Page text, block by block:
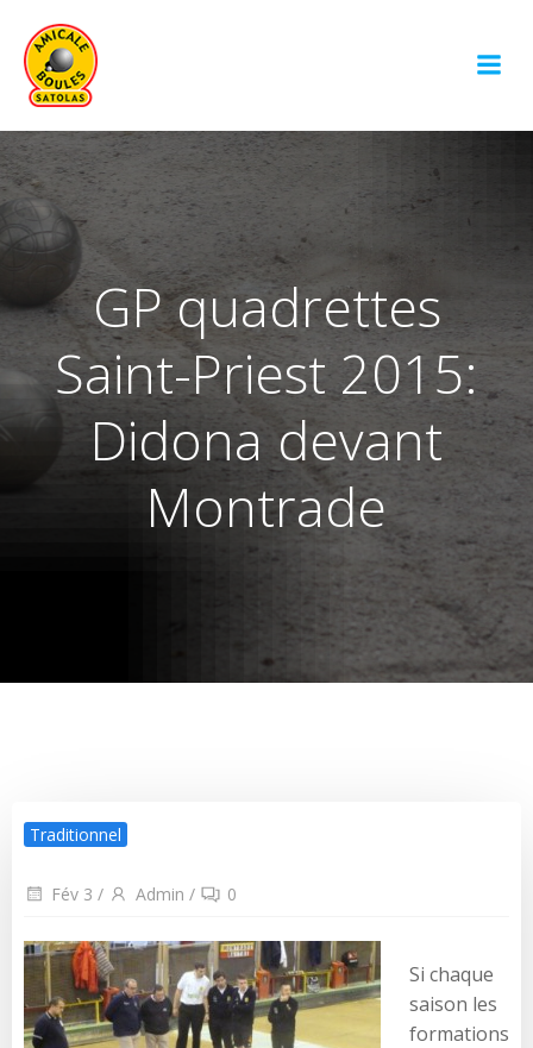
GP quadrettes
Saint-Priest 2015:
Didona devant
Montrade
Traditionnel
Fév 3 / Admin / 0
Si chaque
saison les
formations